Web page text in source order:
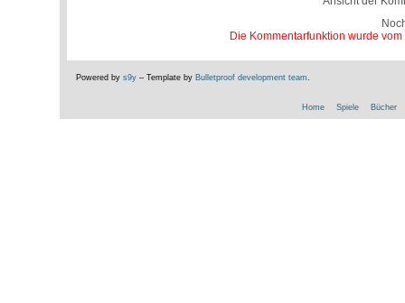
Die Kommentarfunktion wurde
Powered by s9y– Template by Bulletproof development team
Home Spiele Bücher